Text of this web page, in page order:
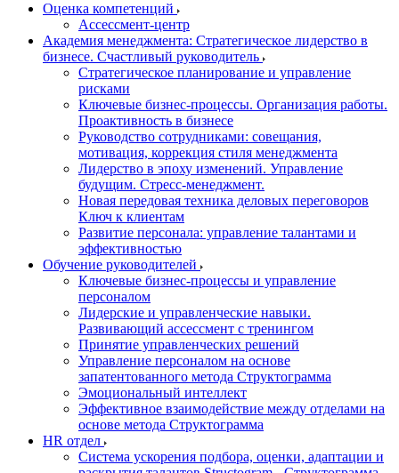
Оценка компетенций
Ассессмент-центр
Академия менеджмента: Стратегическое лидерство в
бизнесе. Счастливый руководитель
Стратегическое планирование и управление
рисками
Ключевые бизнес-процессы. Организация работы.
Проактивность в бизнесе
Руководство сотрудниками: совещания,
мотивация, коррекция стиля менеджмента
Лидерство в эпоху изменений. Управление
будущим. Стресс-менеджмент.
Новая передовая техника деловых переговоров
Ключ к клиентам
Развитие персонала: управление талантами и
эффективностью
Обучение руководителей
Ключевые бизнес-процессы и управление
персоналом
Лидерские и управленческие навыки.
Развивающий ассессмент с тренингом
Принятие управленческих решений
Управление персоналом на основе
запатентованного метода Структограмма
Эмоциональный интеллект
Эффективное взаимодействие между отделами на
основе метода Структограмма
HR отдел
Система ускорения подбора, оценки, адаптации и